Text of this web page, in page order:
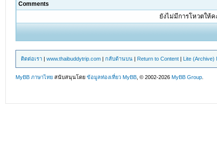
Comments
ยังไม่มีการโหวตให้
ติดต่อเรา |www.thaibuddytrip.com |กลับด้านบน | Return to Content | Lite (Archive)
MyBB ภาษาไทย สนับสนุนโดยข้อมูลท่องเที่ยว MyBB , © 2002-2026MyBB Group